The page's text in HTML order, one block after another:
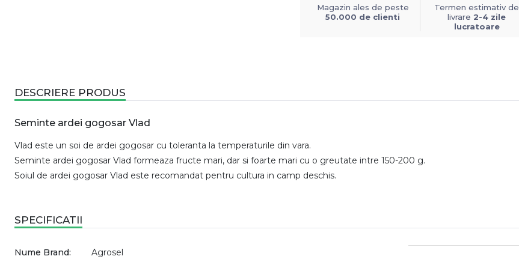
Magazin ales de peste
50.000 de clienti
Termen estimativ de
livrare 2-4 zile
lucratoare
DESCRIERE PRODUS
Seminte ardei gogosar Vlad
Vlad este un soi de ardei gogosar cu toleranta la temperaturile din vara.
Seminte ardei gogosar Vlad formeaza fructe mari, dar si foarte mari cu o greutate intre 150-200 g.
Soiul de ardei gogosar Vlad este recomandat pentru cultura in camp deschis.
SPECIFICATII
Nume Brand: Agrosel